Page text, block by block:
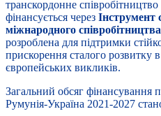
транскордонне
фінансується через Інструмент
міжнародного
розроблена для підтримки
прискорення сталого розвитку
європейських викликів.
Загальний обсяг
Румунія-Україна 2021-2027